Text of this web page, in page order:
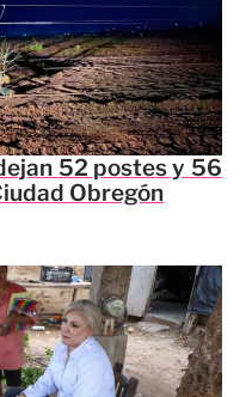
52 postes y 56
Obregón